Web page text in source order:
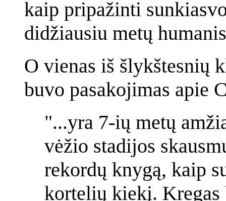
kaip pripažinti
didžiausiu metų
O vienas iš šlykštesnių
buvo pasakojimas apie
"...yra 7-ių metų
vėžio stadijos
rekordų knygą, kaip
kortelių kiekį. Kregas